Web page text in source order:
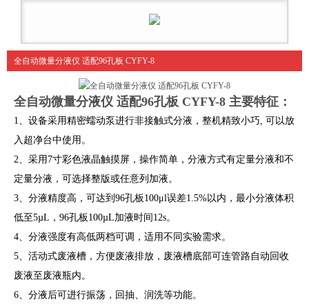
全自动微量分液仪 适配96孔板 CYFY-8
全自动微量分液仪 适配96孔板 CYFY-8 主要特征：
1、设备采用精密蠕动泵进行非接触式分液，整机精致小巧, 可以放
入超净台中使用。
2、采用7寸彩色液晶触摸屏，操作简单，分液方式有定量分液和不
定量分液，可选择整版或任意列加液。
3、分液精度高，可达到96孔板100μl误差1.5%以内，最小分液体积
低至5µL，96孔板100µL加液时间12s。
4、分液强度有高低两档可调，适用不同实验需求。
5、活动式废液槽，方便废液排放，废液槽底部可连管路自动回收
废液至废液瓶内。
6、分液后可进行振荡，回抽、润洗等功能。